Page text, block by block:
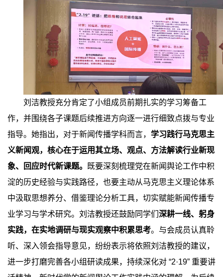
刘洁教授充分肯定了小组成员前期扎实的学习筹备工
作，并围绕各子课题后续推进方向逐一进行细致点拨与专业
指导。她指出，对于新闻传播学科而言， 学习践行马克思主
义新闻观，核心在于运用其立场、观点、方法解读行业新现
象、回应时代新课题。
既要深刻梳理党在新闻舆论工作中积
淀的历史经验与实践路径，也要主动从马克思主义理论体系
中汲取思想养分、借鉴理论分析工具，切实赋能新闻传播专
业学习与学术研究。刘洁教授还鼓励同学们 深耕一线、躬身
实践，在实地调研与现实观察中积累思考。与会成员认真聆
听、深入领会指导意见，纷纷表示将依照刘洁教授的建议，
进一步打磨完善各小组研读成果，持续深化对 “2·19” 重要讲